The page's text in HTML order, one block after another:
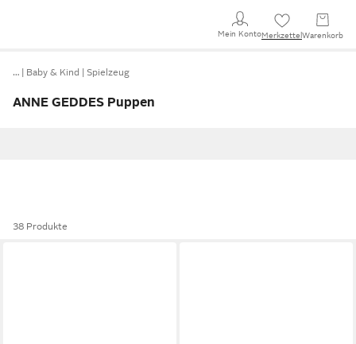
Mein KontoMerkzettel Warenkorb
… Baby & Kind Spielzeug
ANNE GEDDES Puppen
38 Produkte